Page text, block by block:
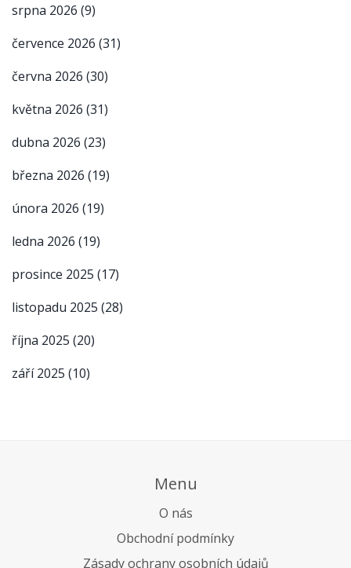
srpna 2026 (9)
července 2026 (31)
června 2026 (30)
května 2026 (31)
dubna 2026 (23)
března 2026 (19)
února 2026 (19)
ledna 2026 (19)
prosince 2025 (17)
listopadu 2025 (28)
října 2025 (20)
září 2025 (10)
Menu
O nás
Obchodní podmínky
Zásady ochrany osobních údajů